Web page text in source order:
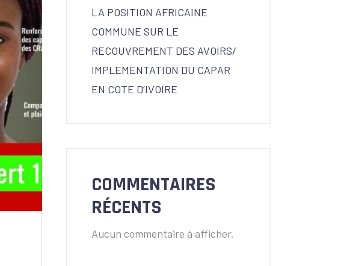
LA POSITION AFRICAINE
COMMUNE SUR LE
RECOUVREMENT DES AVOIRS/
IMPLEMENTATION DU CAPAR
EN COTE D’IVOIRE
COMMENTAIRES
RÉCENTS
Aucun commentaire à afficher.